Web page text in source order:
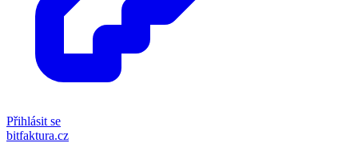
Přihlásit se
bitfaktura.cz